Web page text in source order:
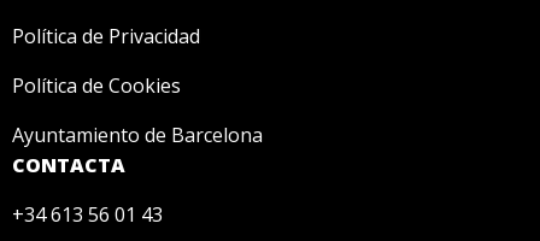
Política de Privacidad
Política de Cookies
Ayuntamiento de Barcelona
CONTACTA
+34 613 56 01 43